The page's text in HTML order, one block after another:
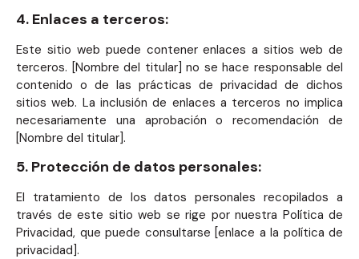
4. Enlaces a terceros:
Este sitio web puede contener enlaces a sitios web de
terceros. [Nombre del titular] no se hace responsable del
contenido o de las prácticas de privacidad de dichos
sitios web. La inclusión de enlaces a terceros no implica
necesariamente una aprobación o recomendación de
[Nombre del titular].
5. Protección de datos personales:
El tratamiento de los datos personales recopilados a
través de este sitio web se rige por nuestra Política de
Privacidad, que puede consultarse [enlace a la política de
privacidad].